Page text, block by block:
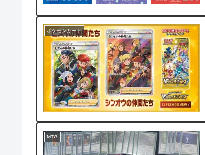
ポケモンカード
MTG